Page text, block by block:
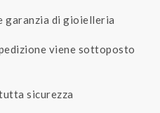
garanzia di gioielleria
viene sottoposto
sicurezza